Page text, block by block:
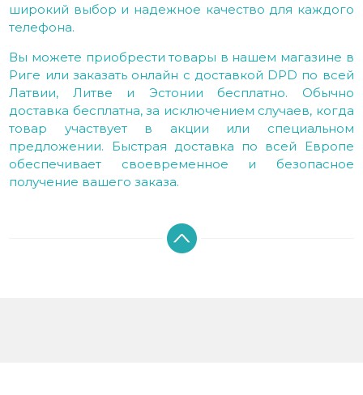
широкий выбор и надежное качество для каждого
телефона.
Вы можете приобрести товары в нашем магазине в
Риге или заказать онлайн с доставкой DPD по всей
Латвии, Литве и Эстонии бесплатно. Обычно
доставка бесплатна, за исключением случаев, когда
товар участвует в акции или специальном
предложении. Быстрая доставка по всей Европе
обеспечивает своевременное и безопасное
получение вашего заказа.